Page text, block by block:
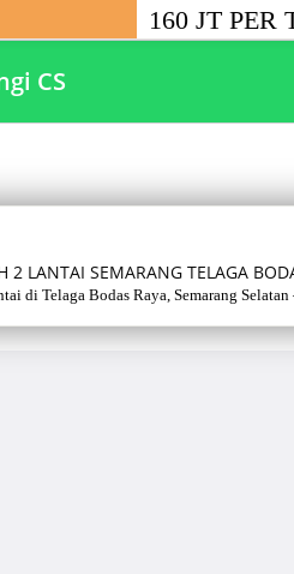
160 JT PER
CS
2 LANTAI SEMARANG TELAGA
di Telaga Bodas Raya, Semarang